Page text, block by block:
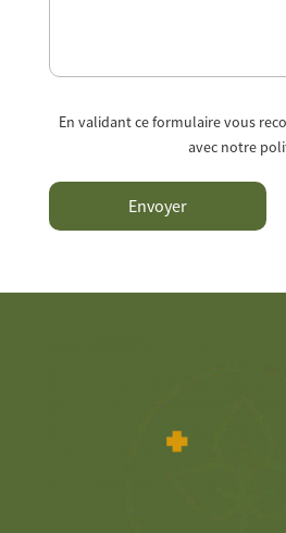
En validant ce formulaire vous
avec notre